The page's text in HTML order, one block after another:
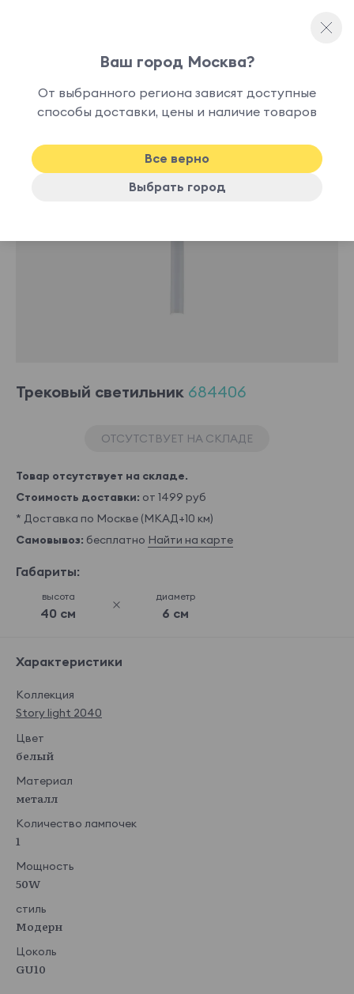
Споты и точечные светильники
наличии
Трековый светильник 684406
ОТСУТСТВУЕТ НА СКЛАДЕ
Товар отсутствует на складе.
Стоимость доставки: от 1499 руб
* Доставка по Москве (МКАД+10 км)
Самовывоз: бесплатно Найти на карте
Габариты:
высота
40 см
диаметр
6 см
Характеристики
Коллекция
Story light 2040
Цвет
белый
Материал
металл
Количество лампочек
1
Мощность
50W
стиль
Модерн
Цоколь
GU10
Ваш город Москва?
От выбранного региона зависят доступные
способы доставки, цены и наличие товаров
Все верно
Выбрать город